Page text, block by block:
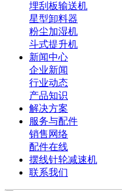
埋刮板输送机
星型卸料器
粉尘加湿机
斗式提升机
新闻中心
企业新闻
行业动态
产品知识
解决方案
服务与配件
销售网络
配件在线
摆线针轮减速机
联系我们